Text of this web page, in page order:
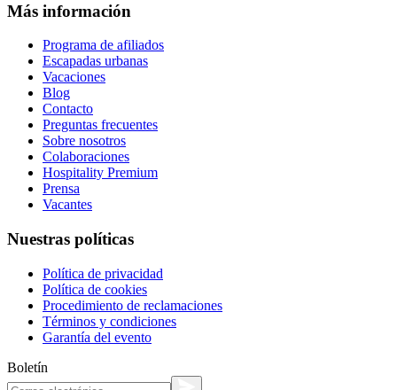
Más información
Programa de afiliados
Escapadas urbanas
Vacaciones
Blog
Contacto
Preguntas frecuentes
Sobre nosotros
Colaboraciones
Hospitality Premium
Prensa
Vacantes
Nuestras políticas
Política de privacidad
Política de cookies
Procedimiento de reclamaciones
Términos y condiciones
Garantía del evento
Boletín